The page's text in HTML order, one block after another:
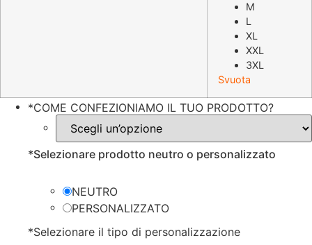
M
L
XL
XXL
3XL
Svuota
*COME CONFEZIONIAMO IL TUO PRODOTTO?
*Selezionare prodotto neutro o personalizzato
NEUTRO
PERSONALIZZATO
*Selezionare il tipo di personalizzazione